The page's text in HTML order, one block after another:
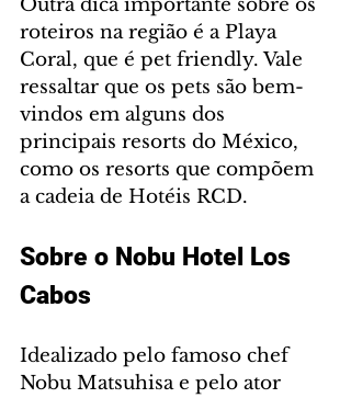
Outra dica importante sobre os
roteiros na região é a Playa
Coral, que é pet friendly. Vale
ressaltar que os pets são bem-
vindos em alguns dos
principais resorts do México,
como os resorts que compõem
a cadeia de Hotéis RCD.
Sobre o Nobu Hotel Los
Cabos
Idealizado pelo famoso chef
Nobu Matsuhisa e pelo ator